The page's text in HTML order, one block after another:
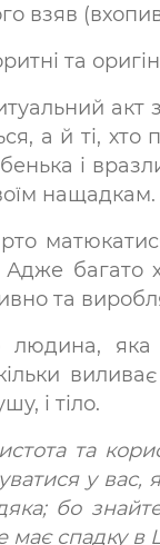
взяв
та
а й ті,
і
нащадкам.
багато
та
яка
і тіло.
та
у
бо
спадку в